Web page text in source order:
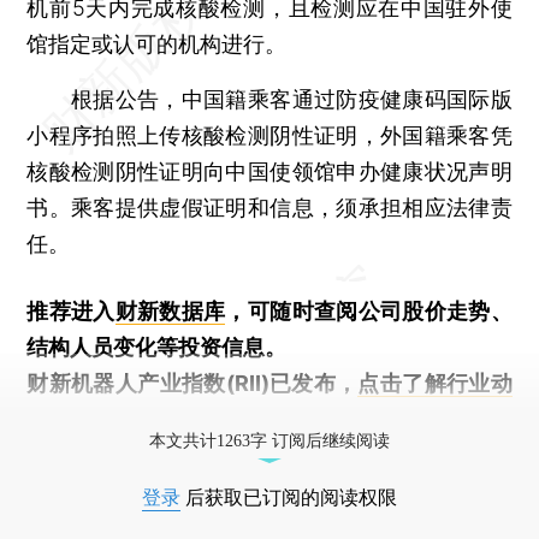
机前5天内完成核酸检测，且检测应在中国驻外使
馆指定或认可的机构进行。
根据公告，中国籍乘客通过防疫健康码国际版
小程序拍照上传核酸检测阴性证明，外国籍乘客凭
核酸检测阴性证明向中国使领馆申办健康状况声明
书。乘客提供虚假证明和信息，须承担相应法律责
任。
推荐进入财新数据库 ，可随时查阅公司股价走势、
结构人员变化等投资信息。
财新机器人产业指数(RII)已发布， 点击了解行业动
本文共计1263字 订阅后继续阅读
登录 后获取已订阅的阅读权限